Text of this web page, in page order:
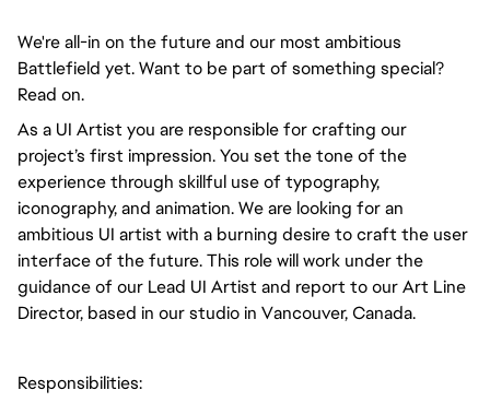
We're all-in on the future and our most ambitious
Battlefield yet. Want to be part of something special?
Read on.
As a UI Artist you are responsible for crafting our
project’s first impression. You set the tone of the
experience through skillful use of typography,
iconography, and animation. We are looking for an
ambitious UI artist with a burning desire to craft the user
interface of the future. This role will work under the
guidance of our Lead UI Artist and report to our Art Line
Director, based in our studio in Vancouver, Canada.
Responsibilities: